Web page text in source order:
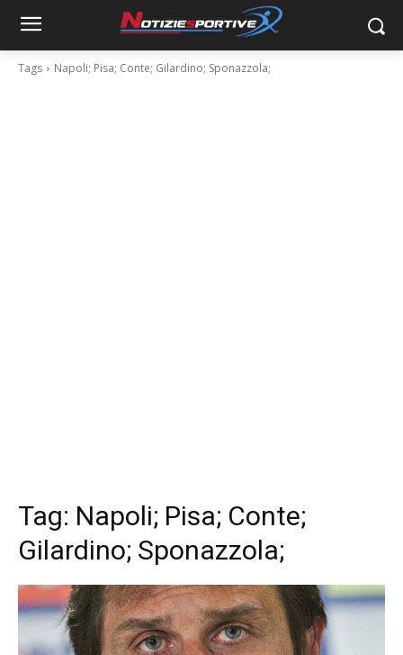
Tags Napoli; Pisa; Conte; Gilardino; Sponazzola;
Tag: Napoli; Pisa; Conte;
Gilardino; Sponazzola;